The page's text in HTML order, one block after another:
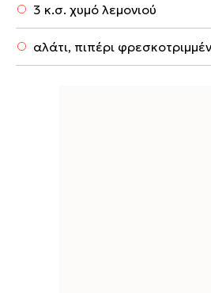
3 κ.σ. χυμό λεμονιού
αλάτι, πιπέρι